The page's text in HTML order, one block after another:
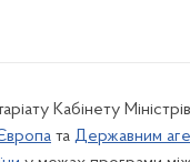
Кабінету
та Державним